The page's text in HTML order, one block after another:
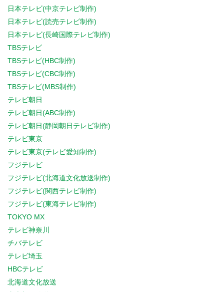
日本テレビ(中京テレビ制作)
日本テレビ(読売テレビ制作)
日本テレビ(長崎国際テレビ制作)
TBSテレビ
TBSテレビ(HBC制作)
TBSテレビ(CBC制作)
TBSテレビ(MBS制作)
テレビ朝日
テレビ朝日(ABC制作)
テレビ朝日(静岡朝日テレビ制作)
テレビ東京
テレビ東京(テレビ愛知制作)
フジテレビ
フジテレビ(北海道文化放送制作)
フジテレビ(関西テレビ制作)
フジテレビ(東海テレビ制作)
TOKYO MX
テレビ神奈川
チバテレビ
テレビ埼玉
HBCテレビ
北海道文化放送